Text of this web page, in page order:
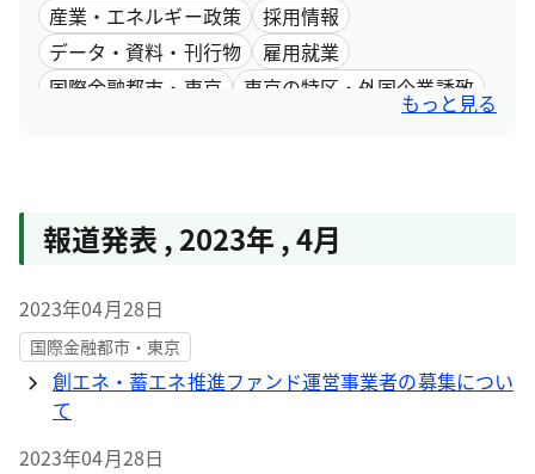
産業・エネルギー政策
採用情報
データ・資料・刊行物
雇用就業
国際金融都市・東京
東京の特区・外国企業誘致
もっと見る
報道発表 , 2023年 ,4月
2023年04月28日
国際金融都市・東京
創エネ・蓄エネ推進ファンド運営事業者の募集につい
て
2023年04月28日